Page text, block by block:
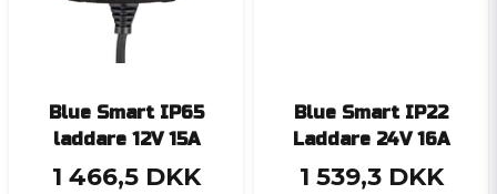
Blue Smart IP65
laddare 12V 15A
1 466,5 DKK
Blue Smart IP22
Laddare 24V 16A
1 539,3 DKK